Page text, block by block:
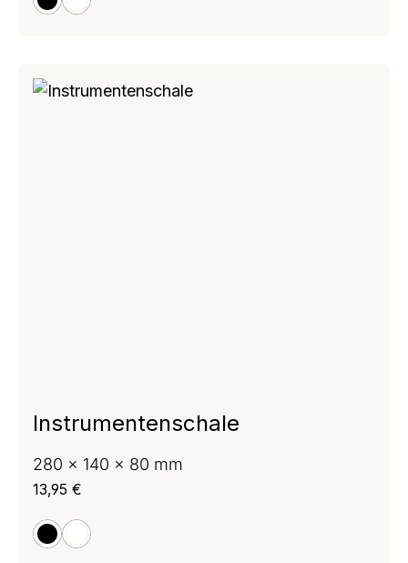
schwarz
weiß
Instrumentenschale
280 x 140 x 80 mm
schwarz
weiß
Regulärer Preis:
13,95 €